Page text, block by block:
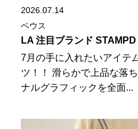
2026.07.14
ベウス
LA 注目ブランド
7月の手に入れたいアイテ
ツ！！ 滑らかで上品な落
ナルグラフィックを全面...